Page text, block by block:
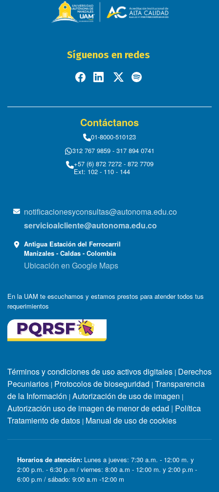
Síguenos en redes
Contáctanos
01-8000-510123
312 767 9859 - 317 894 0741
+57 (6) 872 7272 - 872 7709
Ext: 102 - 110 - 144
notificacionesyconsultas@autonoma.edu.co
servicioalcliente@autonoma.edu.co
Antigua Estación del Ferrocarril
Manizales - Caldas - Colombia
Ubicación en Google Maps
En la UAM te escuchamos y estamos prestos para atender todos tus
requerimientos
Términos y condiciones de uso activos digitales | Derechos
Pecuniarios | Protocolos de bioseguridad | Transparencia
de la Información | Autorización de uso de imagen |
Autorización uso de imagen de menor de edad | Política
Tratamiento de datos | Manual de uso de cookies
Horarios de atención: Lunes a jueves: 7:30 a.m. - 12:00 m. y
2:00 p.m. - 6:30 p.m / viernes: 8:00 a.m - 12:00 m. y 2:00 p.m -
6:00 p.m / sábado: 9:00 a.m -12:00 m